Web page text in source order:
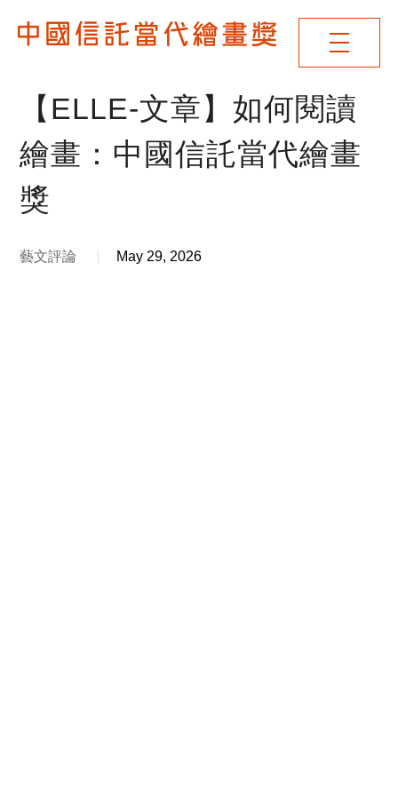
【ELLE-文章】如何閱讀
繪畫：中國信託當代繪畫
獎
藝文評論 May 29, 2026